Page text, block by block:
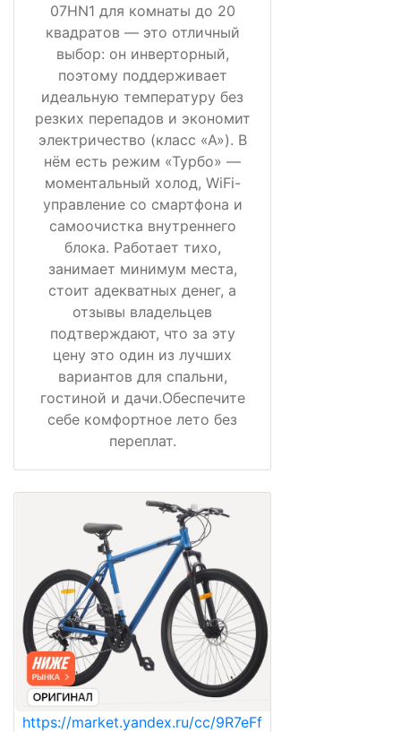
07HN1 для комнаты до 20
квадратов — это отличный
выбор: он инверторный,
поэтому поддерживает
идеальную температуру без
резких перепадов и экономит
электричество (класс «А»). В
нём есть режим «Турбо» —
моментальный холод, WiFi-
управление со смартфона и
самоочистка внутреннего
блока. Работает тихо,
занимает минимум места,
стоит адекватных денег, а
отзывы владельцев
подтверждают, что за эту
цену это один из лучших
вариантов для спальни,
гостиной и дачи.Обеспечите
себе комфортное лето без
переплат.
https://market.yandex.ru/cc/9R7eFf